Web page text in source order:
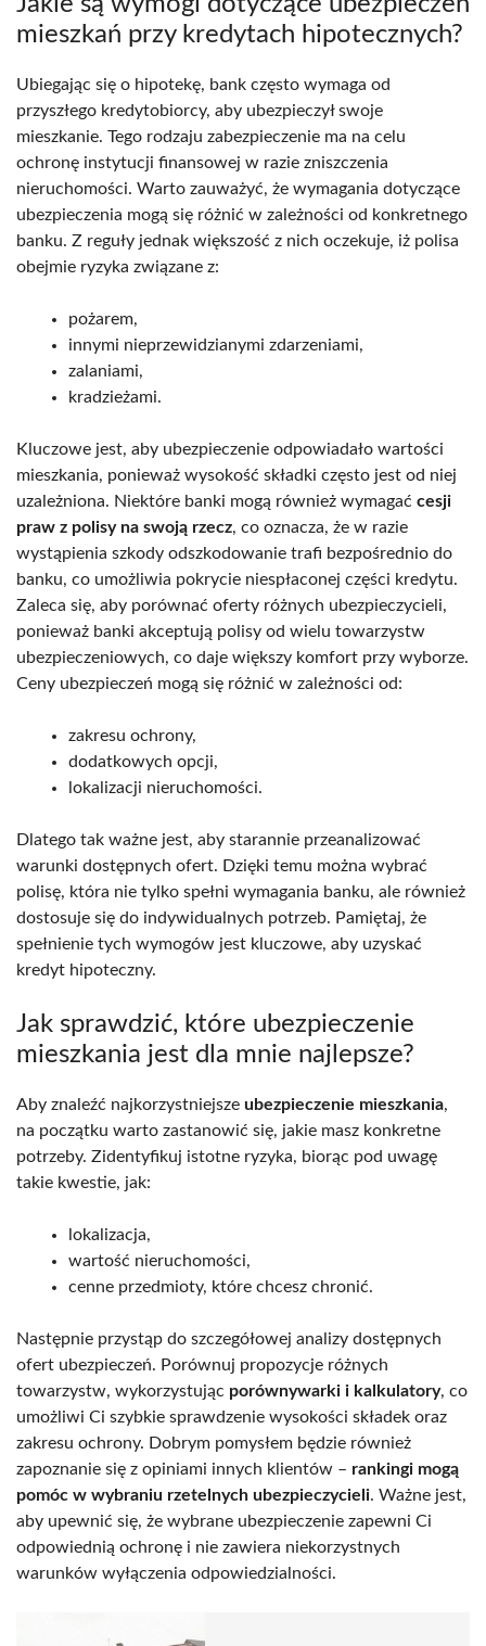
mieszkań przy kredytach hipotecznych?
Ubiegając się o hipotekę, bank często wymaga od
przyszłego kredytobiorcy, aby ubezpieczył swoje
mieszkanie. Tego rodzaju zabezpieczenie ma na celu
ochronę instytucji finansowej w razie zniszczenia
nieruchomości. Warto zauważyć, że wymagania dotyczące
ubezpieczenia mogą się różnić w zależności od konkretnego
banku. Z reguły jednak większość z nich oczekuje, iż polisa
obejmie ryzyka związane z:
pożarem,
innymi nieprzewidzianymi zdarzeniami,
zalaniami,
kradzieżami.
Kluczowe jest, aby ubezpieczenie odpowiadało wartości
mieszkania, ponieważ wysokość składki często jest od niej
uzależniona. Niektóre banki mogą również wymagać cesji
praw z polisy na swoją rzecz, co oznacza, że w razie
wystąpienia szkody odszkodowanie trafi bezpośrednio do
banku, co umożliwia pokrycie niespłaconej części kredytu.
Zaleca się, aby porównać oferty różnych ubezpieczycieli,
ponieważ banki akceptują polisy od wielu towarzystw
ubezpieczeniowych, co daje większy komfort przy wyborze.
Ceny ubezpieczeń mogą się różnić w zależności od:
zakresu ochrony,
dodatkowych opcji,
lokalizacji nieruchomości.
Dlatego tak ważne jest, aby starannie przeanalizować
warunki dostępnych ofert. Dzięki temu można wybrać
polisę, która nie tylko spełni wymagania banku, ale również
dostosuje się do indywidualnych potrzeb. Pamiętaj, że
spełnienie tych wymogów jest kluczowe, aby uzyskać
kredyt hipoteczny.
Jak sprawdzić, które ubezpieczenie
mieszkania jest dla mnie najlepsze?
Aby znaleźć najkorzystniejsze ubezpieczenie mieszkania,
na początku warto zastanowić się, jakie masz konkretne
potrzeby. Zidentyfikuj istotne ryzyka, biorąc pod uwagę
takie kwestie, jak:
lokalizacja,
wartość nieruchomości,
cenne przedmioty, które chcesz chronić.
Następnie przystąp do szczegółowej analizy dostępnych
ofert ubezpieczeń. Porównuj propozycje różnych
towarzystw, wykorzystując porównywarki i kalkulatory, co
umożliwi Ci szybkie sprawdzenie wysokości składek oraz
zakresu ochrony. Dobrym pomysłem będzie również
zapoznanie się z opiniami innych klientów – rankingi mogą
pomóc w wybraniu rzetelnych ubezpieczycieli. Ważne jest,
aby upewnić się, że wybrane ubezpieczenie zapewni Ci
odpowiednią ochronę i nie zawiera niekorzystnych
warunków wyłączenia odpowiedzialności.